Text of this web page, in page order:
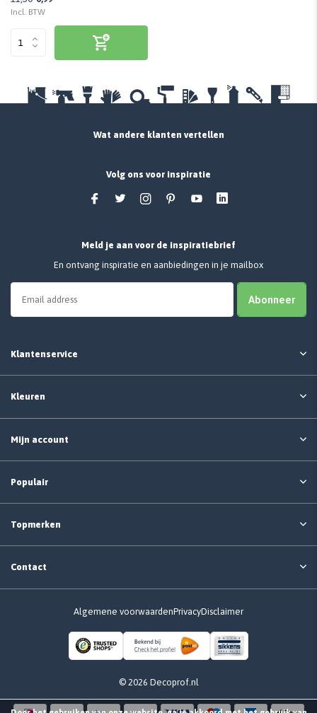
Incl. BTW
Wat andere klanten vertellen
Volg ons voor inspiratie
Meld je aan voor de inspiratiebrief
En ontvang inspiratie en aanbiedingen in je mailbox
Abonneer
Klantenservice
Kleuren
Mijn account
Populair
Topmerken
Contact
Algemene voorwaardenPrivacyDisclaimer
© 2026 Decoprof.nl